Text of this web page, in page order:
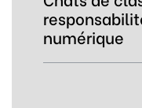
numérique